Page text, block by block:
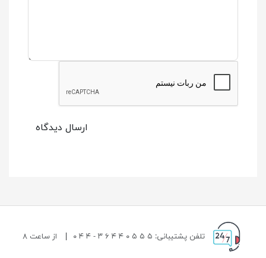
ارسال دیدگاه
تلفن پشتیبانی: ۵ ۵ ۵ ۰ ۴ ۴ ۶ ۳ - ۴ ۴ ۰ از ساعت ۸